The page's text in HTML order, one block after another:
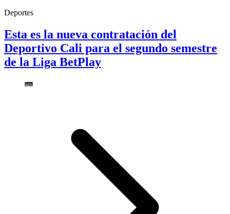
Deportes
Esta es la nueva contratación del
Deportivo Cali para el segundo semestre
de la Liga BetPlay